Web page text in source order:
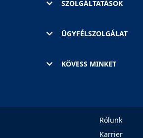
SZOLGÁLTATÁSOK
ÜGYFÉLSZOLGÁLAT
KÖVESS MINKET
Rólunk
Karrier